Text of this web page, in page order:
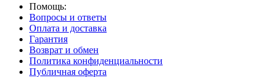
Помощь:
Вопросы и ответы
Оплата и доставка
Гарантия
Возврат и обмен
Политика конфиденциальности
Публичная оферта